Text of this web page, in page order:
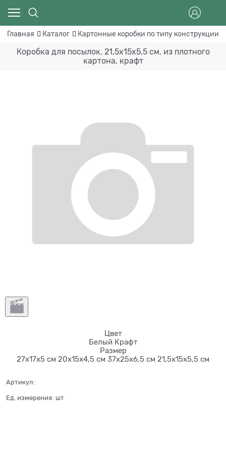
Главная Каталог Картонные коробки по типу конструкции
Коробка для посылок, 21,5х15х5,5 см, из плотного
картона, крафт
Цвет
Белый Крафт
Размер
27х17х5 см 20х15х4,5 см 37х25х6,5 см 21,5х15х5,5 см
Артикул:
Ед. измерения: шт